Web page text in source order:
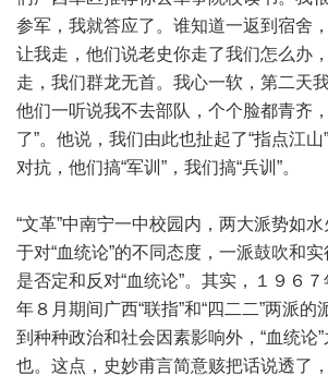
参军，我就答应了。谁知道一返到宿舍
让我走，他们说老史你走了我们怎么办
走，我们群龙无首。我心一软，第二天
他们一听说我不去部队，个个脸都青齐
了”。他说，我们由此也扯起了“指点江山
对抗，他们搞“军训”，我们搞“兵训”。
“文革”中南宁一中校园内，两大派势如
于对“血统论”的不同态度，一派鼓吹和实
是否定和反对“血统论”。其实，１９６
年８月期间广西“联指”和“四二二”两派的
到种种政治和社会因素影响外，“血统论
也。这点，史妙甫言简意赅把话说透了